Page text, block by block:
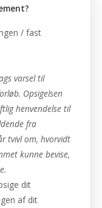
/ fast
varsel til
Opsigelsen
henvendelse til
fra
tvivl om, hvorvidt
kunne bevise,
dit
af dit